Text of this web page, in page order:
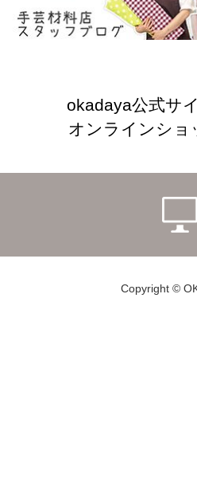
okadaya公式サ
オンラインショ
Copyright ©